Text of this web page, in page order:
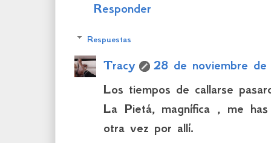
Responder
Respuestas
Tracy
28 de noviembre
Los tiempos de callarse
La Pietá, magnífica , me
otra vez por allí.